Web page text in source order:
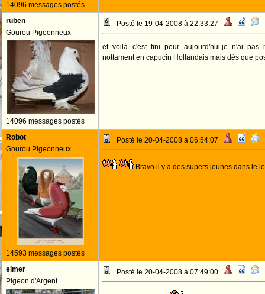
14096 messages postés
ruben
Gourou Pigeonneux
14096 messages postés
Posté le 19-04-2008 à 22:33:27
et voilà c'est fini pour aujourd'hui,je n'ai pas
nottament en capucin Hollandais mais dés que
Robot
Gourou Pigeonneux
14593 messages postés
Posté le 20-04-2008 à 06:54:07
Bravo il y a des supers jeunes dans le
elmer
Pigeon d'Argent
Posté le 20-04-2008 à 07:49:00